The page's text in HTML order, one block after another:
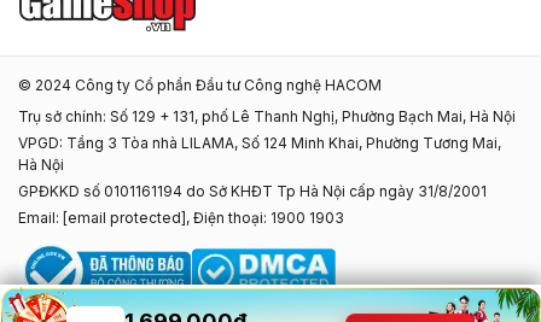
© 2024 Công ty Cổ phần Đầu tư Công nghệ HACOM
Trụ sở chính: Số 129 + 131, phố Lê Thanh Nghị, Phường Bạch Mai, Hà Nội
VPGD: Tầng 3 Tòa nhà LILAMA, Số 124 Minh Khai, Phường Tương Mai,
Hà Nội
GPĐKKD số 0101161194 do Sở KHĐT Tp Hà Nội cấp ngày 31/8/2001
Email: [email protected] , Điện thoại: 1900 1903